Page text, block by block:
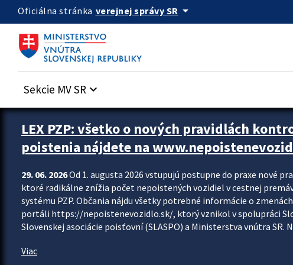
Preskocit na hlavný obsah
Oficiálna stránka verejnej správy SR arrow_drop_down
Sekcie MV SR keyboard_arrow_down
Zastavit automatický posun upútavok
LEX PZP: všetko o nových pravidlách
poistenia nájdete na
29. 06. 2026Od 1. augusta 2026 vstupujú postupne do praxe nové
ktoré radikálne znížia počet nepoistených vozidiel v cestnej
systému PZP. Občania nájdu všetky potrebné informácie o
portáli https://nepoistenevozidlo.sk/, ktorý vznikol v spolupráci
Slovenskej asociácie poisťovní (SLASPO) a Ministerstva vnútra SR.
Viac